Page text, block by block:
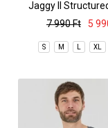
Jaggy II
7 990 Ft
5
S M L XL